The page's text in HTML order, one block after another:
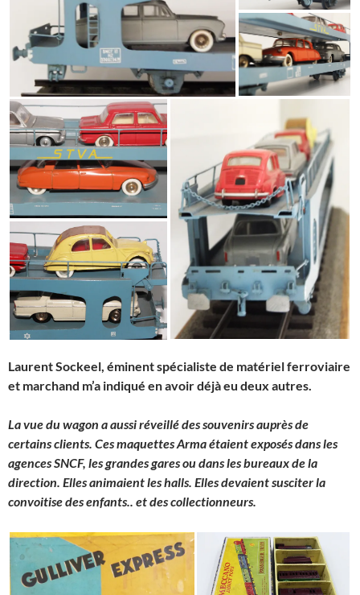
Laurent Sockeel, éminent spécialiste de matériel ferroviaire
et marchand m’a indiqué en avoir déjà eu deux autres.
La vue du wagon a aussi réveillé des souvenirs auprès de
certains clients. Ces maquettes Arma étaient exposés dans les
agences SNCF, les grandes gares ou dans les bureaux de la
direction. Elles animaient les halls. Elles devaient susciter la
convoitise des enfants.. et des collectionneurs.